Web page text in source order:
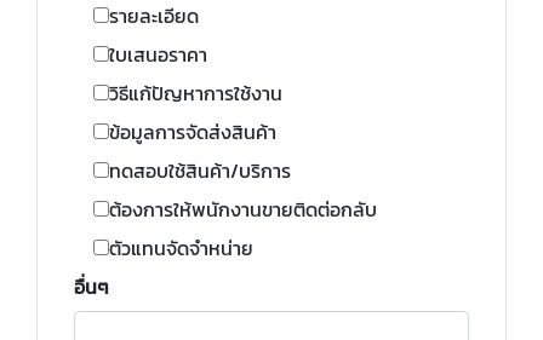
รายละเอียด
ใบเสนอราคา
วิธีแก้ปัญหาการใช้งาน
ข้อมูลการจัดส่งสินค้า
ทดสอบใช้สินค้า/บริการ
ต้องการให้พนักงานขายติดต่อกลับ
ตัวแทนจัดจำหน่าย
อื่นๆ